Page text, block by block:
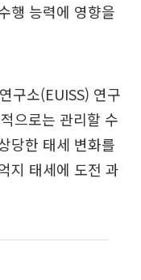
행 능력에 영향을
구소(EUISS) 연구
으로는 관리할 수
당한 태세 변화를
지 태세에 도전 과